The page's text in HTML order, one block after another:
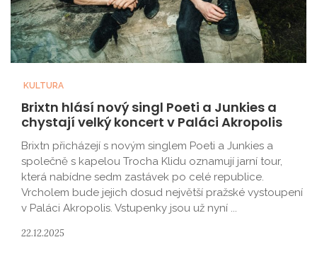
KULTURA
Brixtn hlásí nový singl Poeti a Junkies a
chystají velký koncert v Paláci Akropolis
Brixtn přicházejí s novým singlem Poeti a Junkies a
společně s kapelou Trocha Klidu oznamují jarní tour,
která nabídne sedm zastávek po celé republice.
Vrcholem bude jejich dosud největší pražské vystoupení
v Paláci Akropolis. Vstupenky jsou už nyní ...
22.12.2025